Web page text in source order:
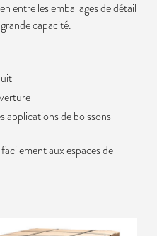
entre les emballages de détail
capacité.
applications de boissons
aux espaces de